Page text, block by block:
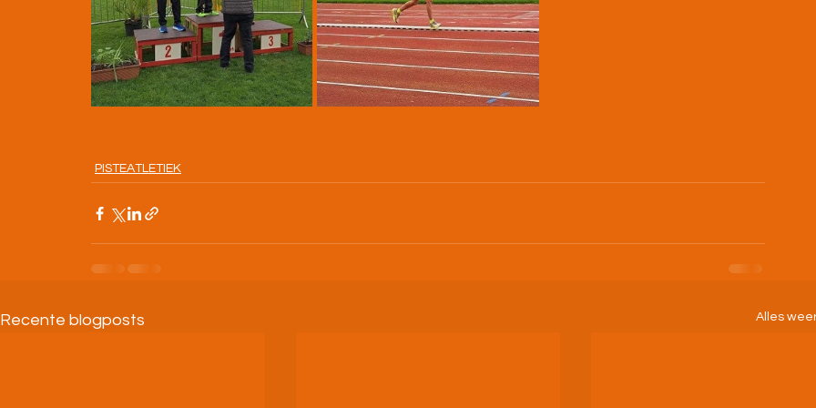
PISTEATLETIEK
Recente blogposts Alles